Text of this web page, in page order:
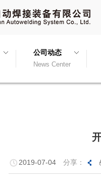
公司动态
News Center
2019-07-04 分享：